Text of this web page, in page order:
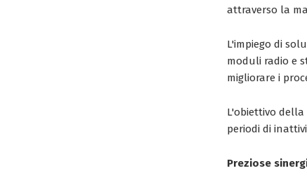
attraverso la
L'impiego di
moduli radio e
migliorare i
L'obiettivo della
periodi di
Preziose